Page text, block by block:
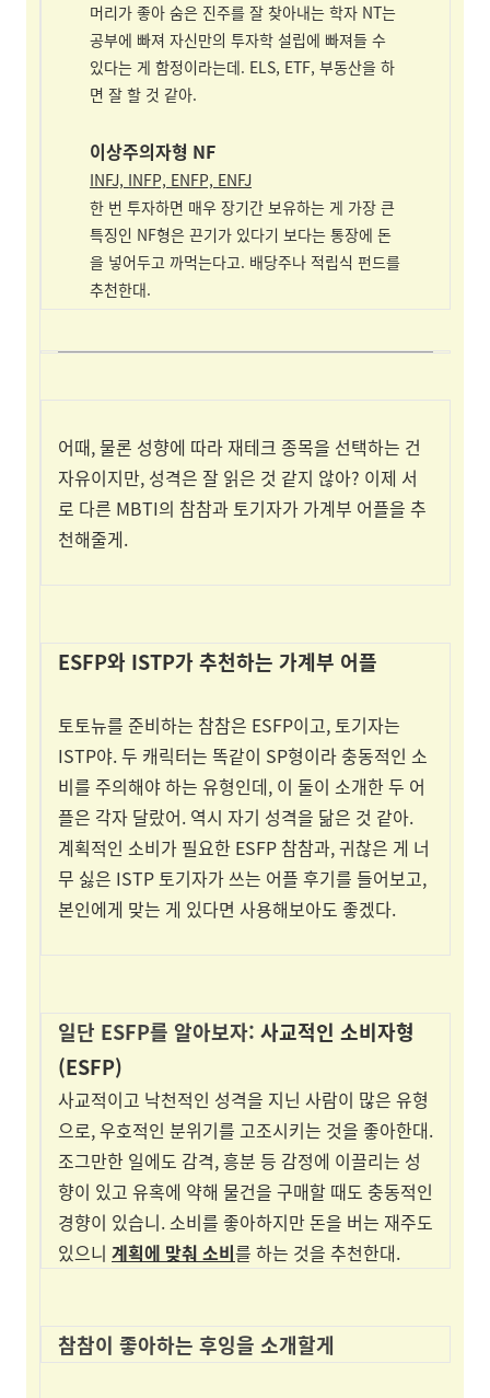
머리가 좋아 숨은 진주를 잘 찾아내는 학자 NT는
공부에 빠져 자신만의 투자학 설립에 빠져들 수
있다는 게 함정이라는데. ELS, ETF, 부동산을 하
면 잘 할 것 같아.
이상주의자형 NF
INFJ, INFP, ENFP, ENFJ
한 번 투자하면 매우 장기간 보유하는 게 가장 큰
특징인 NF형은 끈기가 있다기 보다는 통장에 돈
을 넣어두고 까먹는다고. 배당주나 적립식 펀드를
추천한대.
어때, 물론 성향에 따라 재테크 종목을 선택하는 건
자유이지만, 성격은 잘 읽은 것 같지 않아? 이제 서
로 다른 MBTI의 참참과 토기자가 가계부 어플을 추
천해줄게.
ESFP와 ISTP가 추천하는 가계부 어플
토토뉴를 준비하는 참참은 ESFP이고, 토기자는
ISTP야.두 캐릭터는 똑같이 SP형이라 충동적인 소
비를 주의해야 하는 유형인데, 이 둘이 소개한 두 어
플은 각자 달랐어. 역시 자기 성격을 닮은 것 같아.
계획적인 소비가 필요한 ESFP 참참과, 귀찮은 게 너
무 싫은 ISTP 토기자가 쓰는 어플 후기를 들어보고,
본인에게 맞는 게 있다면 사용해보아도 좋겠다.
일단 ESFP를 알아보자: 사교적인 소비자형
(ESFP)
사교적이고 낙천적인 성격을 지닌 사람이 많은 유형
으로, 우호적인 분위기를 고조시키는 것을 좋아한대.
조그만한 일에도 감격, 흥분 등 감정에 이끌리는 성
향이 있고 유혹에 약해 물건을 구매할 때도 충동적인
경향이 있습니. 소비를 좋아하지만 돈을 버는 재주도
있으니 계획에 맞춰 소비를 하는 것을 추천한대.
참참이 좋아하는 후잉을 소개할게